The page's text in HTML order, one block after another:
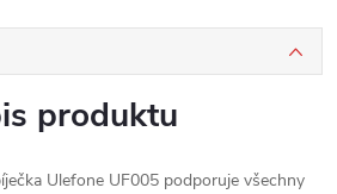
produktu
Ulefone UF005 podporuje všechny